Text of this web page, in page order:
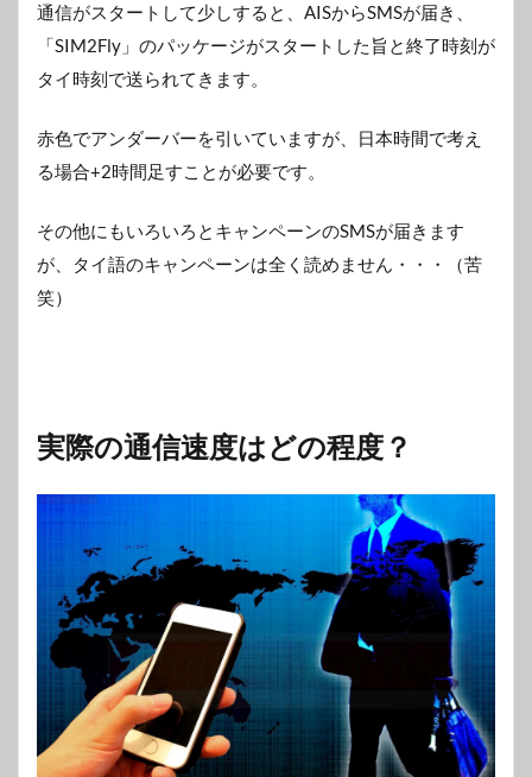
通信がスタートして少しすると、AISからSMSが届き、
「SIM2Fly」のパッケージがスタートした旨と終了時刻が
タイ時刻で送られてきます。
赤色でアンダーバーを引いていますが、日本時間で考え
る場合+2時間足すことが必要です。
その他にもいろいろとキャンペーンのSMSが届きます
が、タイ語のキャンペーンは全く読めません・・・（苦
笑）
実際の通信速度はどの程度？